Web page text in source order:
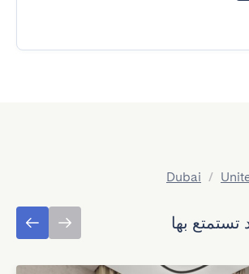
/
Dubai
تستمتع بها